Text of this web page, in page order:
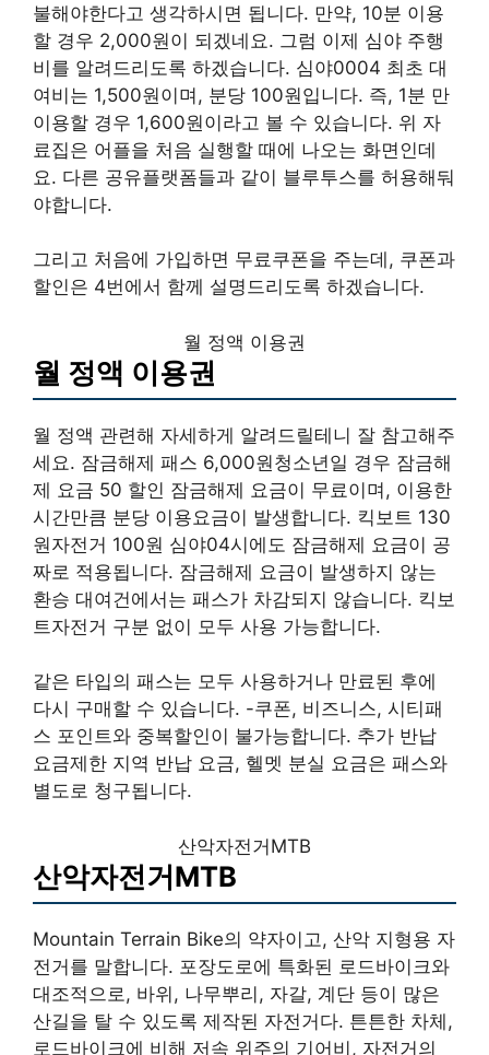
불해야한다고 생각하시면 됩니다. 만약, 10분 이용
할 경우 2,000원이 되겠네요. 그럼 이제 심야 주행
비를 알려드리도록 하겠습니다. 심야0004 최초 대
여비는 1,500원이며, 분당 100원입니다. 즉, 1분 만
이용할 경우 1,600원이라고 볼 수 있습니다. 위 자
료집은 어플을 처음 실행할 때에 나오는 화면인데
요. 다른 공유플랫폼들과 같이 블루투스를 허용해둬
야합니다.
그리고 처음에 가입하면 무료쿠폰을 주는데, 쿠폰과
할인은 4번에서 함께 설명드리도록 하겠습니다.
월 정액 이용권
월 정액 이용권
월 정액 관련해 자세하게 알려드릴테니 잘 참고해주
세요. 잠금해제 패스 6,000원청소년일 경우 잠금해
제 요금 50 할인 잠금해제 요금이 무료이며, 이용한
시간만큼 분당 이용요금이 발생합니다. 킥보트 130
원자전거 100원 심야04시에도 잠금해제 요금이 공
짜로 적용됩니다. 잠금해제 요금이 발생하지 않는
환승 대여건에서는 패스가 차감되지 않습니다. 킥보
트자전거 구분 없이 모두 사용 가능합니다.
같은 타입의 패스는 모두 사용하거나 만료된 후에
다시 구매할 수 있습니다. -쿠폰, 비즈니스, 시티패
스 포인트와 중복할인이 불가능합니다. 추가 반납
요금제한 지역 반납 요금, 헬멧 분실 요금은 패스와
별도로 청구됩니다.
산악자전거MTB
산악자전거MTB
Mountain Terrain Bike의 약자이고, 산악 지형용 자
전거를 말합니다. 포장도로에 특화된 로드바이크와
대조적으로, 바위, 나무뿌리, 자갈, 계단 등이 많은
산길을 탈 수 있도록 제작된 자전거다. 튼튼한 차체,
로드바이크에 비해 저속 위주의 기어비, 자전거의